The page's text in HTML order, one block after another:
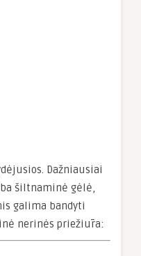
Dažniausiai
šiltnaminė gėlė,
galima bandyti
nerinės priežiūra: